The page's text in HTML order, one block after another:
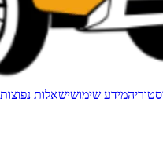
מידע שימושישאלות נפוצות